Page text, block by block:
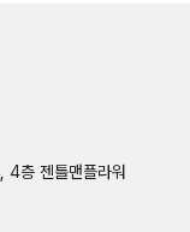
4층 젠틀맨플라워